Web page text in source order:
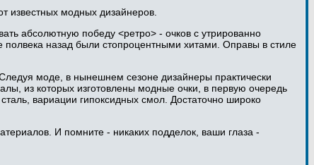
известных модных дизайнеров.
абсолютную победу <ретро> - очков с утрированно
назад были стопроцентными хитами. Оправы в стиле
моде, в нынешнем сезоне дизайнеры практически
из которых изготовлены модные очки, в первую очередь
вариации гипоксидных смол. Достаточно широко
И помните - никаких подделок, ваши глаза -